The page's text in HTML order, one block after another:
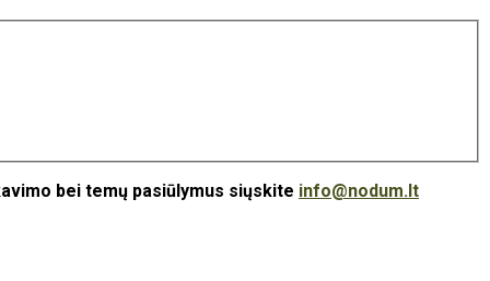
bei temų pasiūlymus siųskite info@nodum.lt